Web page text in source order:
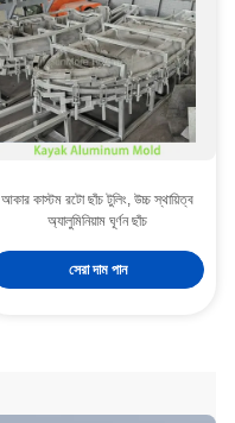
আকার কাস্টম রটো ছাঁচ টুলিং, উচ্চ স্থায়িত্ব
অ্যালুমিনিয়াম ঘূর্ণন ছাঁচ
সেরা দাম পান